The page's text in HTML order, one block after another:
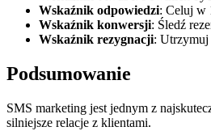
Wskaźnik odpowiedzi: Celuj w
Wskaźnik konwersji: Śledź
Wskaźnik rezygnacji: Utrzymuj
Podsumowanie
SMS marketing jest jednym z
silniejsze relacje z klientami.